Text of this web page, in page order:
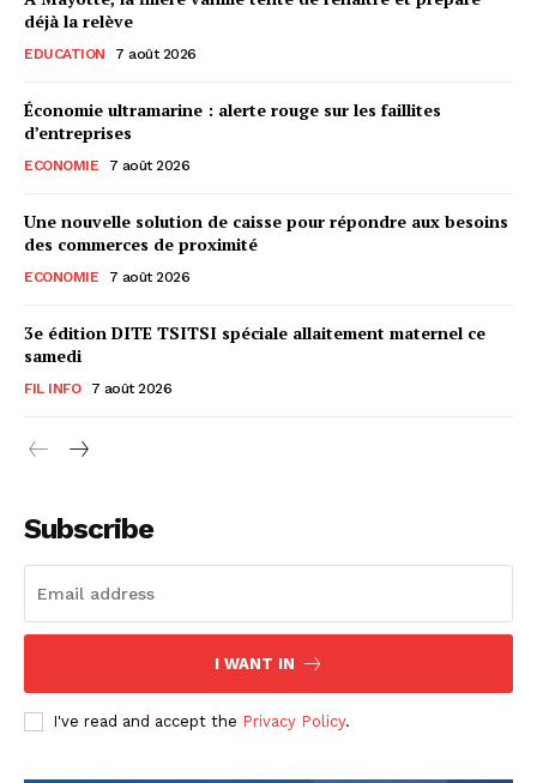
déjà la relève
EDUCATION 7 août 2026
Économie ultramarine : alerte rouge sur les faillites
d’entreprises
ECONOMIE 7 août 2026
Une nouvelle solution de caisse pour répondre aux besoins
des commerces de proximité
ECONOMIE 7 août 2026
3e édition DITE TSITSI spéciale allaitement maternel ce
samedi
FIL INFO 7 août 2026
Subscribe
I WANT IN
I've read and accept the Privacy Policy.